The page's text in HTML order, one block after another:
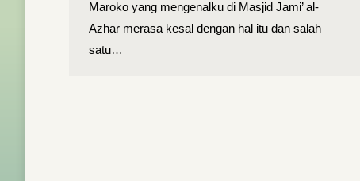
Maroko yang mengenalku di Masjid Jami’ al-
Azhar merasa kesal dengan hal itu dan salah
satu…